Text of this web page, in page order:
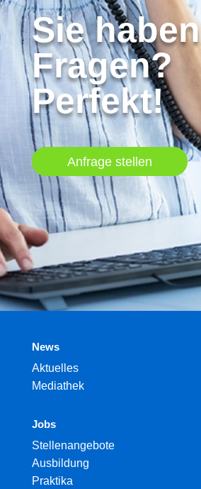
Sie haben
Fragen?
Perfekt!
Anfrage stellen
News
Aktuelles
Mediathek
Jobs
Stellenangebote
Ausbildung
Praktika